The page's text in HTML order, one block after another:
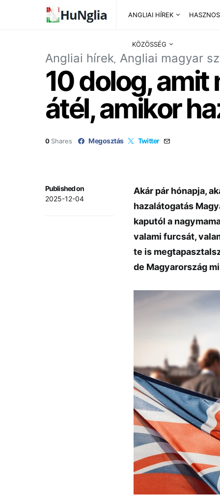
ANGLIAI HÍREK
KÖZÖSSÉG
Angliai hírek Angliai magyar
10 dolog,
átél, amikor
0 Shares Megosztás Twitter
Published on
2025-12-04
Akár pár hónapja,
hazalátogatás
kaputól a
valami furcsát,
te is
de Magyarország